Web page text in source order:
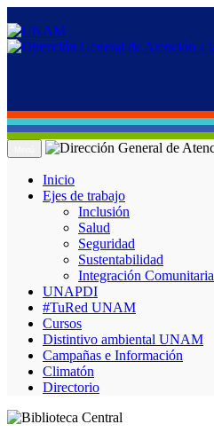
Inicio
Ejes de trabajo
Inclusión
Salud
Seguridad
Sustentabilidad
Integración Comunitaria
UNAPDI
#TuRed UNAM
Cursos
Distintivo ambiental UNAM
Campañas e Información
Climatón
Directorio